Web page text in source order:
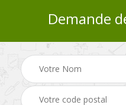
Demande